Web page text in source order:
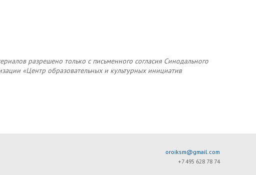
разрешено только с письменного согласия Синодального
«Центр образовательных и культурных инициатив
oroiksm@gmail.com
+7 495 628 78 74